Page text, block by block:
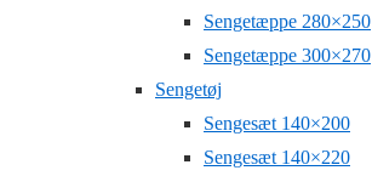
Sengetæppe 280×250
Sengetæppe 300×270
Sengetøj
Sengesæt 140×200
Sengesæt 140×220